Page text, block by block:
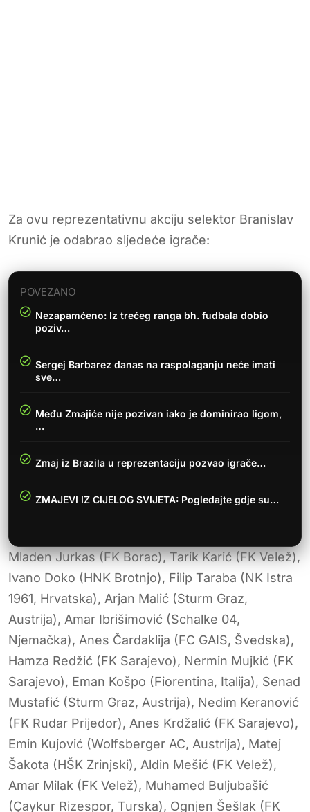
Za ovu reprezentativnu akciju selektor Branislav
Krunić je odabrao sljedeće igrače:
POVEZANO
Nezapamćeno: Iz trećeg ranga bh. fudbala dobio
poziv…
Sergej Barbarez danas na raspolaganju neće imati
sve…
Među Zmajiće nije pozivan iako je dominirao ligom,
…
Zmaj iz Brazila u reprezentaciju pozvao igrače…
ZMAJEVI IZ CIJELOG SVIJETA: Pogledajte gdje su…
Mladen Jurkas (FK Borac), Tarik Karić (FK Velež),
Ivano Doko (HNK Brotnjo), Filip Taraba (NK Istra
1961, Hrvatska), Arjan Malić (Sturm Graz,
Austrija), Amar Ibrišimović (Schalke 04,
Njemačka), Anes Čardaklija (FC GAIS, Švedska),
Hamza Redžić (FK Sarajevo), Nermin Mujkić (FK
Sarajevo), Eman Košpo (Fiorentina, Italija), Senad
Mustafić (Sturm Graz, Austrija), Nedim Keranović
(FK Rudar Prijedor), Anes Krdžalić (FK Sarajevo),
Emin Kujović (Wolfsberger AC, Austrija), Matej
Šakota (HŠK Zrinjski), Aldin Mešić (FK Velež),
Amar Milak (FK Velež), Muhamed Buljubašić
(Çaykur Rizespor, Turska), Ognjen Šešlak (FK